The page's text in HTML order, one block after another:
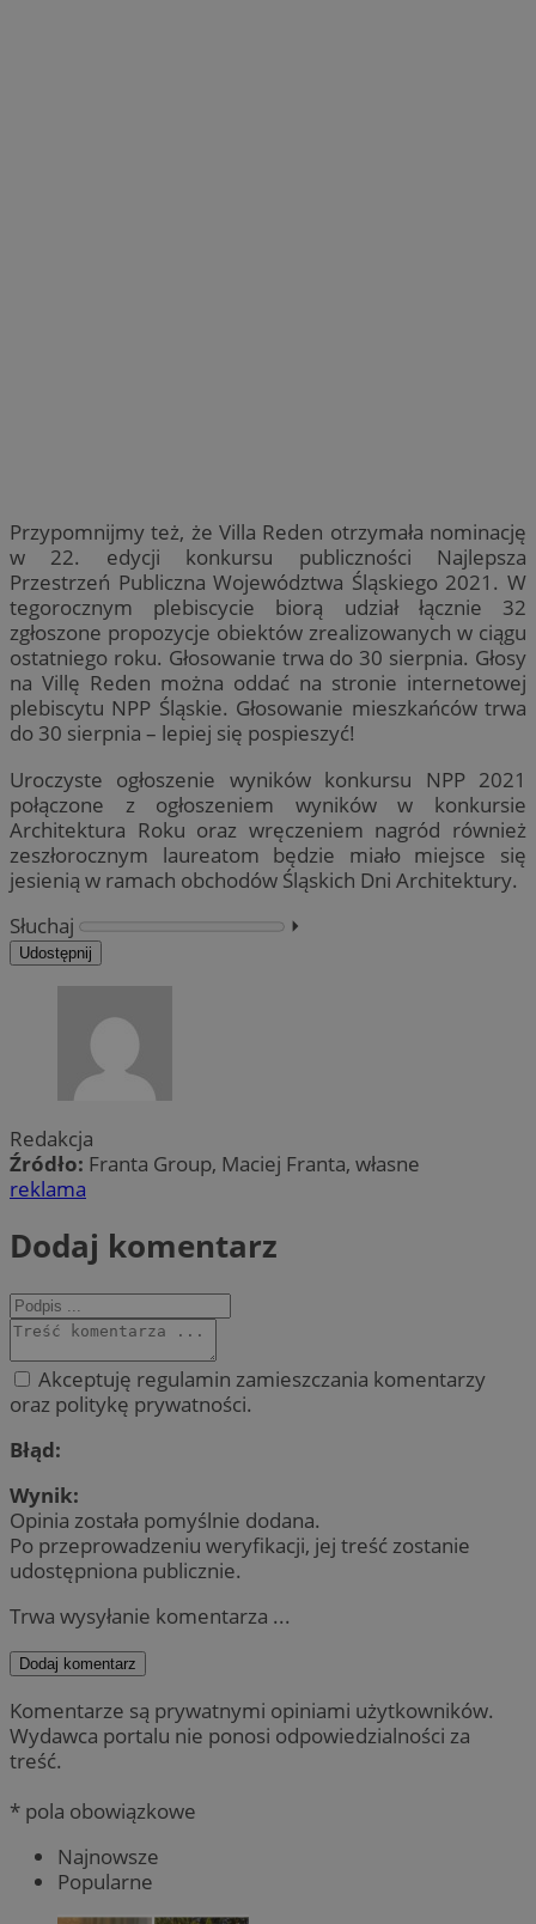
Przypomnijmy też, że Villa Reden otrzymała nominację
w 22. edycji konkursu publiczności Najlepsza
Przestrzeń Publiczna Województwa Śląskiego 2021. W
tegorocznym plebiscycie biorą udział łącznie 32
zgłoszone propozycje obiektów zrealizowanych w ciągu
ostatniego roku. Głosowanie trwa do 30 sierpnia. Głosy
na Villę Reden można oddać na stronie internetowej
plebiscytu NPP Śląskie. Głosowanie mieszkańców trwa
do 30 sierpnia – lepiej się pospieszyć!
Uroczyste ogłoszenie wyników konkursu NPP 2021
połączone z ogłoszeniem wyników w konkursie
Architektura Roku oraz wręczeniem nagród również
zeszłorocznym laureatom będzie miało miejsce się
jesienią w ramach obchodów Śląskich Dni Architektury.
Słuchaj
⏵︎
Udostępnij
Redakcja
Źródło: Franta Group, Maciej Franta, własne
reklama
Dodaj komentarz
Akceptuję regulamin zamieszczania komentarzy
oraz politykę prywatności.
Błąd:
Wynik:
Opinia została pomyślnie dodana.
Po przeprowadzeniu weryfikacji, jej treść zostanie
udostępniona publicznie.
Trwa wysyłanie komentarza ...
Dodaj komentarz
Komentarze są prywatnymi opiniami użytkowników.
Wydawca portalu nie ponosi odpowiedzialności za
treść.
* pola obowiązkowe
Najnowsze
Popularne